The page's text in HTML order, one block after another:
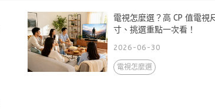
電視怎麼選？高 CP 值電視
寸、挑選重點一次看！
2026-06-30
電視怎麼選